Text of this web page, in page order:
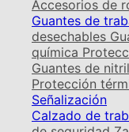
Accesorios de
Guantes de
desechables
química
Guantes de
Protección
Señalización
Calzado de